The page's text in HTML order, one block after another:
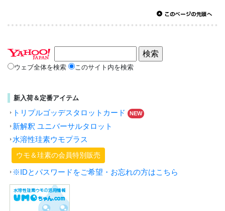
ウェブ全体を検索 このサイト内を検索
新入荷＆定番アイテム
トリプルゴッデスタロットカード NEW
新解釈 ユニバーサルタロット
水溶性珪素ウモプラス
ウモ＆珪素の会員特別販売
※IDとパスワードをご希望・お忘れの方はこちら